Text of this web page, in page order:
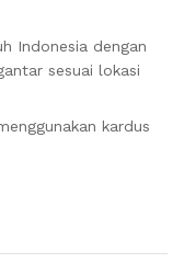
Indonesia dengan
sesuai lokasi
kardus